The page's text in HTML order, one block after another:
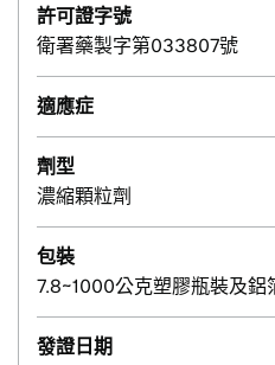
許可證字號
衛署藥製字第033807號
適應症
劑型
濃縮顆粒劑
包裝
7.8~1000公克塑膠瓶裝及鋁
發證日期